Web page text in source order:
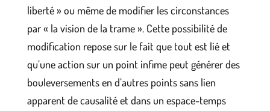
liberté » ou même de modifier les circonstances
par « la vision de la trame ». Cette possibilité de
modification repose sur le fait que tout est lié et
qu’une action sur un point infime peut générer des
bouleversements en d’autres points sans lien
apparent de causalité et dans un espace-temps